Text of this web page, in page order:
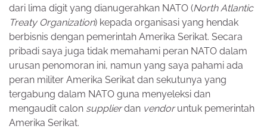
dari lima digit yang dianugerahkan NATO (North Atlantic
Treaty Organization) kepada organisasi yang hendak
berbisnis dengan pemerintah Amerika Serikat. Secara
pribadi saya juga tidak memahami peran NATO dalam
urusan penomoran ini, namun yang saya pahami ada
peran militer Amerika Serikat dan sekutunya yang
tergabung dalam NATO guna menyeleksi dan
mengaudit calon supplierdan vendoruntuk pemerintah
Amerika Serikat.